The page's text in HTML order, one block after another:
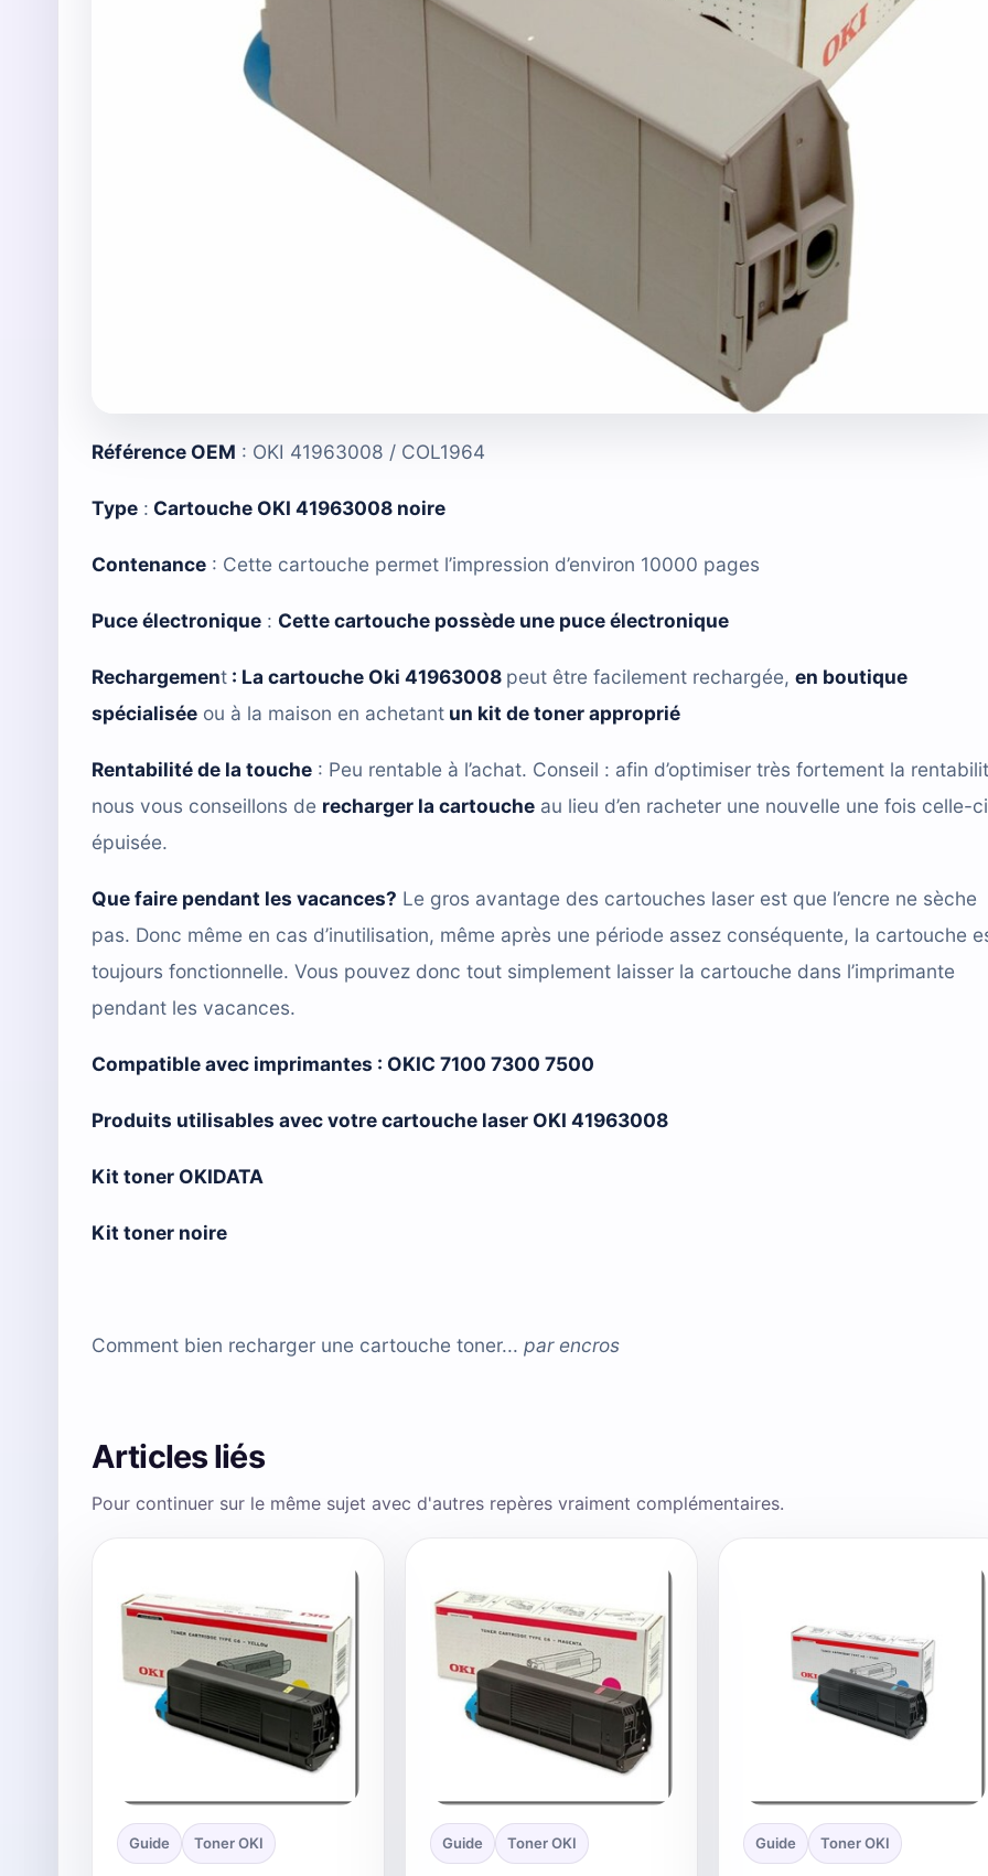
Référence OEM : OKI 41963008 / COL1964
Type : Cartouche OKI 41963008 noire
Contenance : Cette cartouche permet l’impression d’environ 10000 pages
Puce électronique : Cette cartouche possède une puce électronique
Rechargement : La cartouche Oki 41963008 peut être facilement rechargée, en boutique
spécialisée ou à la maison en achetant un kit de toner approprié
Rentabilité de la touche : Peu rentable à l’achat. Conseil : afin d’optimiser très fortement la
nous vous conseillons de recharger la cartouche au lieu d’en racheter une nouvelle une fois celle-ci
épuisée.
Que faire pendant les vacances? Le gros avantage des cartouches laser est que l’encre ne sèche
pas. Donc même en cas d’inutilisation, même après une période assez conséquente, la cartouche
toujours fonctionnelle. Vous pouvez donc tout simplement laisser la cartouche dans l’imprimante
pendant les vacances.
Compatible avec imprimantes : OKIC 7100 7300 7500
Produits utilisables avec votre cartouche laser OKI 41963008
Kit toner OKIDATA
Kit toner noire
Comment bien recharger une cartouche toner... parencros
Articles liés
Pour continuer sur le même sujet avec d'autres repères vraiment complémentaires.
Guide Toner OKI Guide Toner OKI Guide Toner OKI